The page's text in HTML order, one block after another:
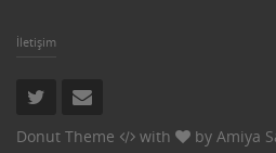
İletişim
Donut Theme with by Amiya